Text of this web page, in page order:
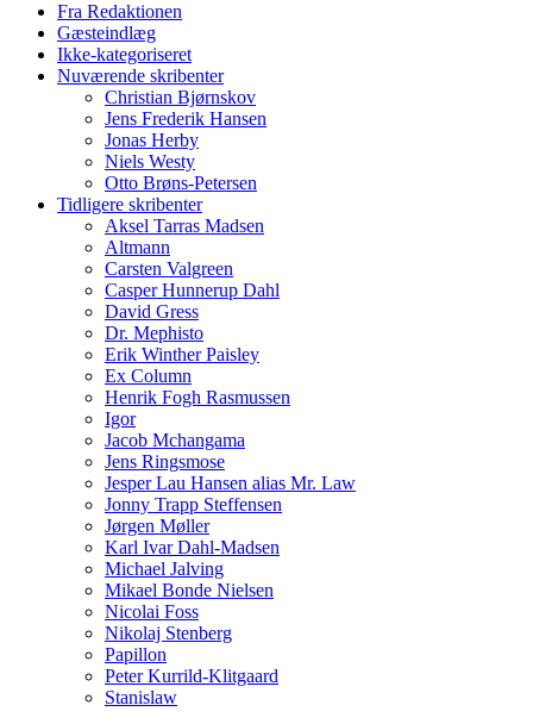
Fra Redaktionen
Gæsteindlæg
Ikke-kategoriseret
Nuværende skribenter
Christian Bjørnskov
Jens Frederik Hansen
Jonas Herby
Niels Westy
Otto Brøns-Petersen
Tidligere skribenter
Aksel Tarras Madsen
Altmann
Carsten Valgreen
Casper Hunnerup Dahl
David Gress
Dr. Mephisto
Erik Winther Paisley
Ex Column
Henrik Fogh Rasmussen
Igor
Jacob Mchangama
Jens Ringsmose
Jesper Lau Hansen alias Mr. Law
Jonny Trapp Steffensen
Jørgen Møller
Karl Ivar Dahl-Madsen
Michael Jalving
Mikael Bonde Nielsen
Nicolai Foss
Nikolaj Stenberg
Papillon
Peter Kurrild-Klitgaard
Stanislaw